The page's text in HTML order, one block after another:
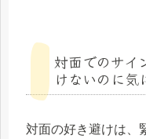
対面でのサイ
けないのに気
対面の好き避けは、